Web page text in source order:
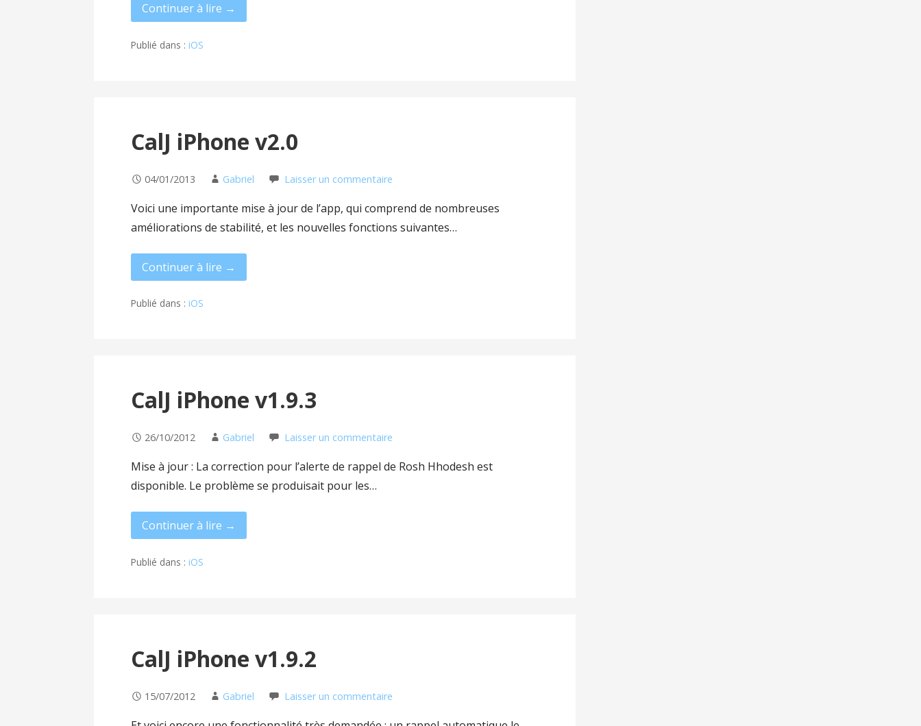
Continuer à lire →
Publié dans : iOS
CalJ iPhone v2.0
04/01/2013 Gabriel Laisser un commentaire
Voici une importante mise à jour de l’app, qui comprend de nombreuses
améliorations de stabilité, et les nouvelles fonctions suivantes…
Continuer à lire →
Publié dans : iOS
CalJ iPhone v1.9.3
26/10/2012 Gabriel Laisser un commentaire
Mise à jour : La correction pour l’alerte de rappel de Rosh Hhodesh est
disponible. Le problème se produisait pour les…
Continuer à lire →
Publié dans : iOS
CalJ iPhone v1.9.2
15/07/2012 Gabriel Laisser un commentaire